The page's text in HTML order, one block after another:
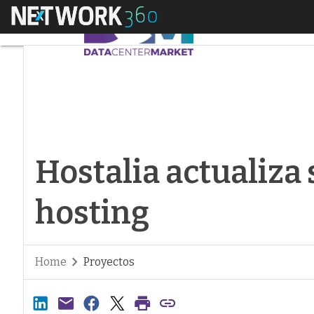
Menú
Hostalia actualiza
hosting
Home Proyectos